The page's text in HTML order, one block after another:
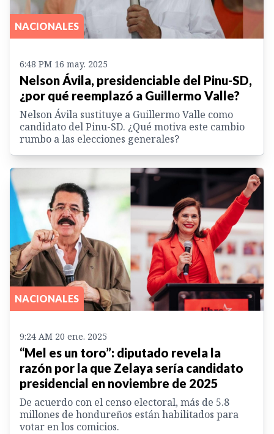
NACIONALES
6:48 PM 16 may. 2025
Nelson Ávila, presidenciable del Pinu-SD,
¿por qué reemplazó a Guillermo Valle?
Nelson Ávila sustituye a Guillermo Valle como
candidato del Pinu-SD. ¿Qué motiva este cambio
rumbo a las elecciones generales?
NACIONALES
9:24 AM 20 ene. 2025
“Mel es un toro”: diputado revela la
razón por la que Zelaya sería candidato
presidencial en noviembre de 2025
De acuerdo con el censo electoral, más de 5.8
millones de hondureños están habilitados para
votar en los comicios.